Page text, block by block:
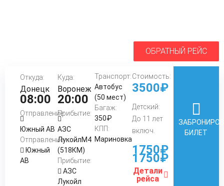
ОБРАТНЫЙ РЕЙС
Откуда:
Донецк
08:00
Отправление:
Южный АВ
Отправление:
Южный
АВ
Куда:
Воронеж
20:00
Прибытие:
АЗС
ЛукойлМ4
(518КМ)
Прибытие:
АЗС
Лукойл
Транспорт:
Автобус
(50 мест)
Багаж:
350₽
КПП:
Мариновка
Стоимость:
3500₽
Детский:
До 11 лет
включ.
1750₽
1750₽
Детали
рейса
БИЛЕТ